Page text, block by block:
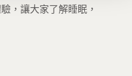
，讓大家了解睡眠，